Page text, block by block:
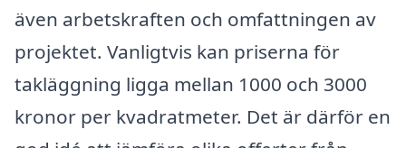
även arbetskraften och omfattningen av
projektet. Vanligtvis kan priserna för
takläggning ligga mellan 1000 och 3000
kronor per kvadratmeter. Det är därför en